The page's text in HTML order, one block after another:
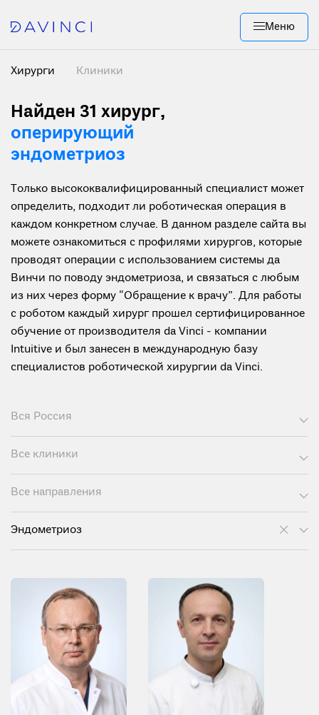
Меню
Хирурги Клиники
Найден 31 хирург,
оперирующий
эндометриоз
Только высококвалифицированный специалист может
определить, подходит ли роботическая операция в
каждом конкретном случае. В данном разделе сайта вы
можете ознакомиться с профилями хирургов, которые
проводят операции с использованием системы да
Винчи по поводу эндометриоза, и связаться с любым
из них через форму “Обращение к врачу”. Для работы
с роботом каждый хирург прошел сертифицированное
обучение от производителя da Vinci - компании
Intuitive и был занесен в международную базу
специалистов роботической хирургии da Vinci.
Вся Россия
Все клиники
Все направления
Эндометриоз